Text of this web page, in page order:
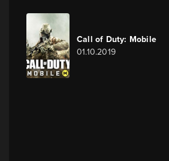
Call of Duty: Mobile
01.10.2019